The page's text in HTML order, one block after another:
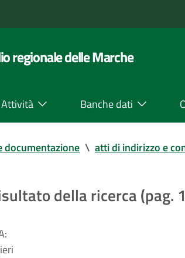
regionale delle Marche
Attività Banche dati
documentazione \ atti di indirizzo e
della ricerca (pag.